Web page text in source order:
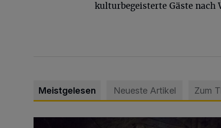
kulturbegeisterte Gäste nach
Meistgelesen Neueste Artikel Zum